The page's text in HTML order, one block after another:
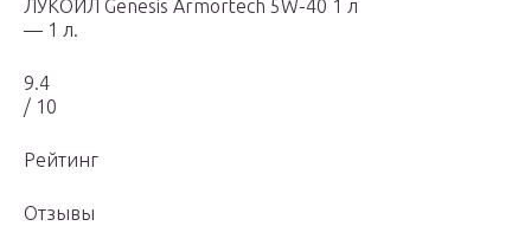
ЛУКОЙЛ Genesis Armortech 5W-40 1 л
— 1 л.
9.4
/ 10
Рейтинг
Отзывы